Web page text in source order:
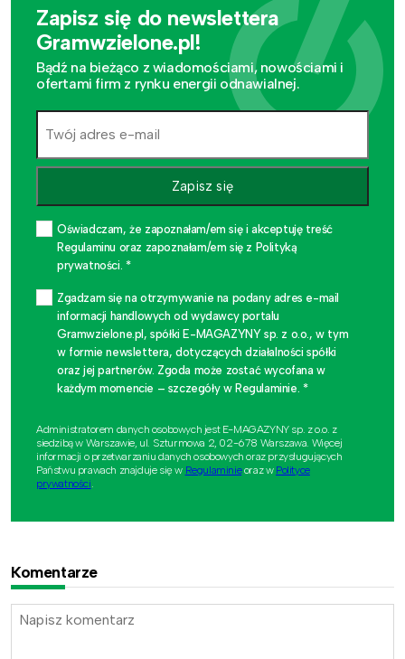
Zapisz się do newslettera
Gramwzielone.pl!
Bądź na bieżąco z wiadomościami, nowościami i
ofertami firm z rynku energii odnawialnej.
Zapisz się
Oświadczam, że zapoznałam/em się i akceptuję treść
Regulaminu oraz zapoznałam/em się z Polityką
prywatności. *
Zgadzam się na otrzymywanie na podany adres e-mail
informacji handlowych od wydawcy portalu
Gramwzielone.pl, spółki E-MAGAZYNY sp. z o.o., w tym
w formie newslettera, dotyczących działalności spółki
oraz jej partnerów. Zgoda może zostać wycofana w
każdym momencie – szczegóły w Regulaminie. *
Administratorem danych osobowych jest E-MAGAZYNY sp. z o.o. z
siedzibą w Warszawie, ul. Szturmowa 2, 02-678 Warszawa. Więcej
informacji o przetwarzaniu danych osobowych oraz przysługujących
Państwu prawach znajduje się w Regulaminieoraz w Polityce
prywatności
Komentarze